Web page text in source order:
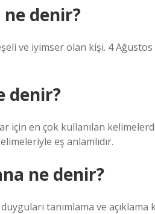
denir?
ve iyimser olan kişi. 4
denir?
için en çok kullanılan
eş anlamlıdır.
ne denir?
tanımlama ve